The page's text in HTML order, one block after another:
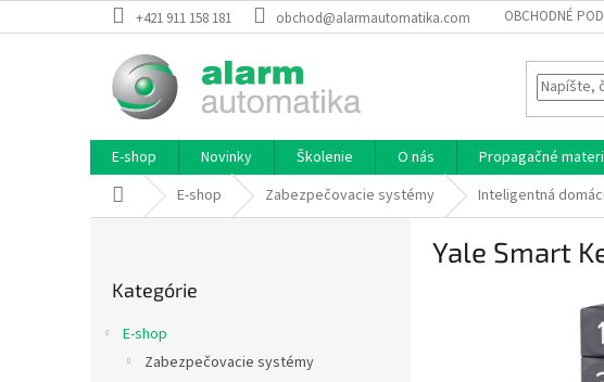
na
+421 911 158 181 obchod@alarmautomatika.com OBCHODNÉ
E-shop Novinky Školenie O nás Propagačné
DomovE-shop Zabezpečovacie systémy Inteligentná
kategórie
Kategórie
E-shop
Zabezpečovacie systémy
Yale Smart